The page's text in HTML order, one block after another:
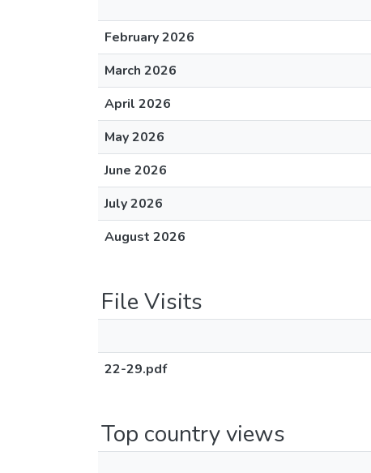
February 2026
March 2026
April 2026
May 2026
June 2026
July 2026
August 2026
File Visits
22-29.pdf
Top country views